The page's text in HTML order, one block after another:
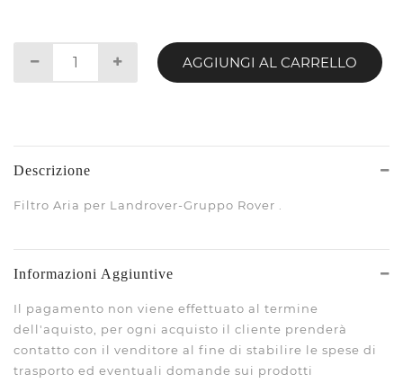
AGGIUNGI AL CARRELLO
Descrizione
Filtro Aria per Landrover-Gruppo Rover .
Informazioni Aggiuntive
Il pagamento non viene effettuato al termine
dell'aquisto, per ogni acquisto il cliente prenderà
contatto con il venditore al fine di stabilire le spese di
trasporto ed eventuali domande sui prodotti